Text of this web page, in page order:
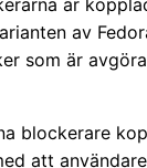
av
som är
blockerare
att